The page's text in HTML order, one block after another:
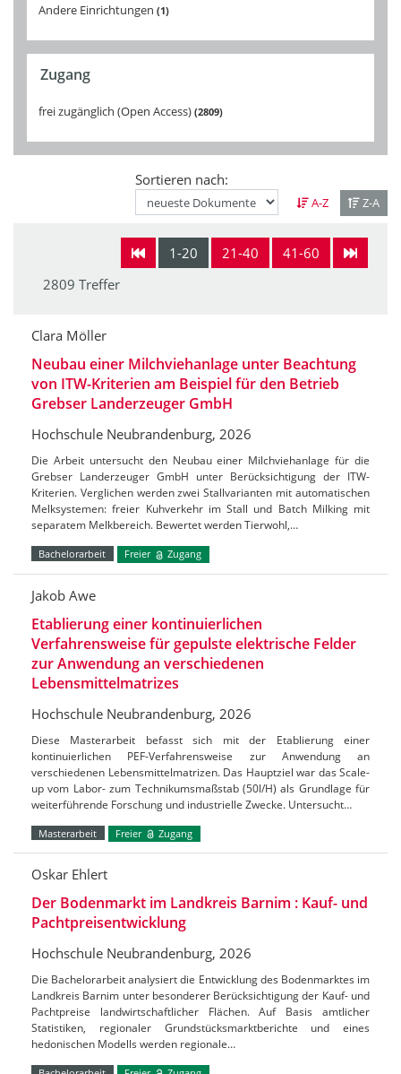
Andere Einrichtungen 1
Zugang
frei zugänglich (Open Access) 2809
Sortieren nach:
A-Z Z-A
1-20 21-40
41-60
2809 Treffer
Clara Möller
Neubau einer Milchviehanlage unter Beachtung
von ITW-Kriterien am Beispiel für den Betrieb
Grebser Landerzeuger GmbH
Hochschule Neubrandenburg, 2026
Die Arbeit untersucht den Neubau einer Milchviehanlage für die
Grebser Landerzeuger GmbH unter Berücksichtigung der ITW-
Kriterien. Verglichen werden zwei Stallvarianten mit automatischen
Melksystemen: freier Kuhverkehr im Stall und Batch Milking mit
separatem Melkbereich. Bewertet werden Tierwohl,…
Bachelorarbeit Freier Zugang
Jakob Awe
Etablierung einer kontinuierlichen
Verfahrensweise für gepulste elektrische Felder
zur Anwendung an verschiedenen
Lebensmittelmatrizes
Hochschule Neubrandenburg, 2026
Diese Masterarbeit befasst sich mit der Etablierung einer
kontinuierlichen PEF-Verfahrensweise zur Anwendung an
verschiedenen Lebensmittelmatrizen. Das Hauptziel war das Scale-
up vom Labor- zum Technikumsmaßstab (50l/H) als Grundlage für
weiterführende Forschung und industrielle Zwecke. Untersucht…
Masterarbeit Freier Zugang
Oskar Ehlert
Der Bodenmarkt im Landkreis Barnim : Kauf- und
Pachtpreisentwicklung
Hochschule Neubrandenburg, 2026
Die Bachelorarbeit analysiert die Entwicklung des Bodenmarktes im
Landkreis Barnim unter besonderer Berücksichtigung der Kauf- und
Pachtpreise landwirtschaftlicher Flächen. Auf Basis amtlicher
Statistiken, regionaler Grundstücksmarktberichte und eines
hedonischen Modells werden regionale…